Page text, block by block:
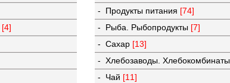
[4]
- Продукты питания [74]
- Рыба. Рыбопродукты [7]
- Сахар [13]
- Хлебозаводы. Хлебокомбинаты
- Чай [11]